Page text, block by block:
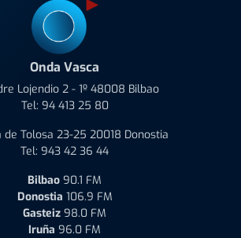
Onda Vasca
Lojendio 2 - 1º 48008 Bilbao
Tel: 94 413 25 80
de Tolosa 23-25 20018 Donostia
Tel: 943 42 36 44
Bilbao 90.1 FM
Donostia 106.9 FM
Gasteiz 98.0 FM
Iruña 96.0 FM